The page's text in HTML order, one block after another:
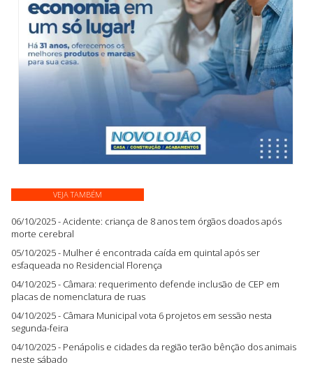
VEJA TAMBÉM
06/10/2025 - Acidente: criança de 8 anos tem órgãos doados após
morte cerebral
05/10/2025 - Mulher é encontrada caída em quintal após ser
esfaqueada no Residencial Florença
04/10/2025 - Câmara: requerimento defende inclusão de CEP em
placas de nomenclatura de ruas
04/10/2025 - Câmara Municipal vota 6 projetos em sessão nesta
segunda-feira
04/10/2025 - Penápolis e cidades da região terão bênção dos animais
neste sábado